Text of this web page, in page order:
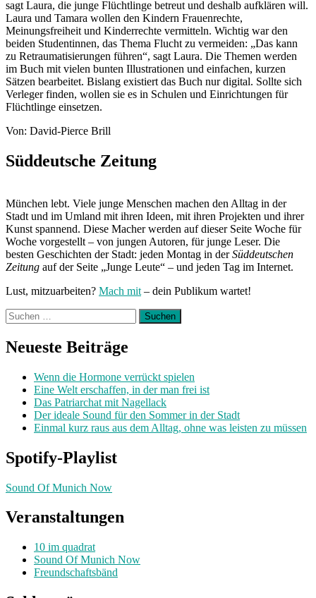
sagt Laura, die junge Flüchtlinge betreut und deshalb aufklären will.
Laura und Tamara wollen den Kindern Frauenrechte,
Meinungsfreiheit und Kinderrechte vermitteln. Wichtig war den
beiden Studentinnen, das Thema Flucht zu vermeiden: „Das kann
zu Retraumatisierungen führen“, sagt Laura. Die Themen werden
im Buch mit vielen bunten Illustrationen und einfachen, kurzen
Sätzen bearbeitet. Bislang existiert das Buch nur digital. Sollte sich
Verleger finden, wollen sie es in Schulen und Einrichtungen für
Flüchtlinge einsetzen.
Von: David-Pierce Brill
Süddeutsche Zeitung
München lebt. Viele junge Menschen machen den Alltag in der
Stadt und im Umland mit ihren Ideen, mit ihren Projekten und ihrer
Kunst spannend. Diese Macher werden auf dieser Seite Woche für
Woche vorgestellt – von jungen Autoren, für junge Leser. Die
besten Geschichten der Stadt: jeden Montag in derSüddeutschen
Zeitung auf der Seite „Junge Leute“ – und jeden Tag im Internet.
Lust, mitzuarbeiten? Mach mit – dein Publikum wartet!
Suchen
nach:
Neueste Beiträge
Wenn die Hormone verrückt spielen
Eine Welt erschaffen, in der man frei ist
Das Patriarchat mit Nagellack
Der ideale Sound für den Sommer in der Stadt
Einmal kurz raus aus dem Alltag, ohne was leisten zu müssen
Spotify-Playlist
Sound Of Munich Now
Veranstaltungen
10 im quadrat
Sound Of Munich Now
Freundschaftsbänd